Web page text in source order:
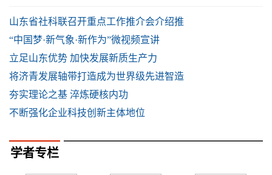
山东省社科联召开重点工作推介会介绍推
“中国梦·新气象·新作为”微视频宣讲
立足山东优势 加快发展新质生产力
将济青发展轴带打造成为世界级先进智造
夯实理论之基 淬炼硬核内功
不断强化企业科技创新主体地位
学者专栏